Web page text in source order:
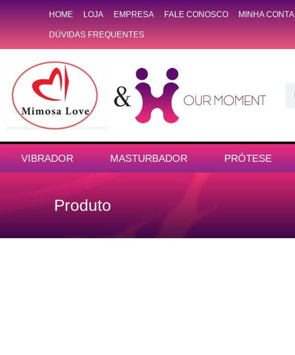
HOME LOJA EMPRESA FALE CONOSCO MINHA CONTA
DÚVIDAS FREQUENTES
VIBRADOR MASTURBADOR PRÓTESE
Produto